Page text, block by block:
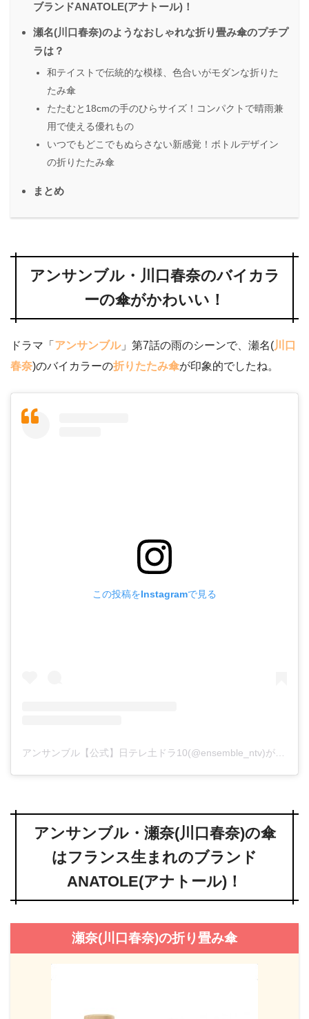
ブランドANATOLE(アナトール)！
瀬名(川口春奈)のようなおしゃれな折り畳み傘のプチプ
ラは？
和テイストで伝統的な模様、色合いがモダンな折りた
たみ傘
たたむと18cmの手のひらサイズ！コンパクトで晴雨兼
用で使える優れもの
いつでもどこでもぬらさない新感覚！ボトルデザイン
の折りたたみ傘
まとめ
アンサンブル・川口春奈のバイカラ
ーの傘がかわいい！
ドラマ「 アンサンブル」第7話の雨のシーンで、瀬名(川口
春奈)のバイカラーの折りたたみ傘が印象的でしたね。
この投稿をInstagramで見る
アンサンブル・瀬奈(川口春奈)の傘
はフランス生まれのブランド
ANATOLE(アナトール)！
瀬奈(川口春奈)の折り畳み傘